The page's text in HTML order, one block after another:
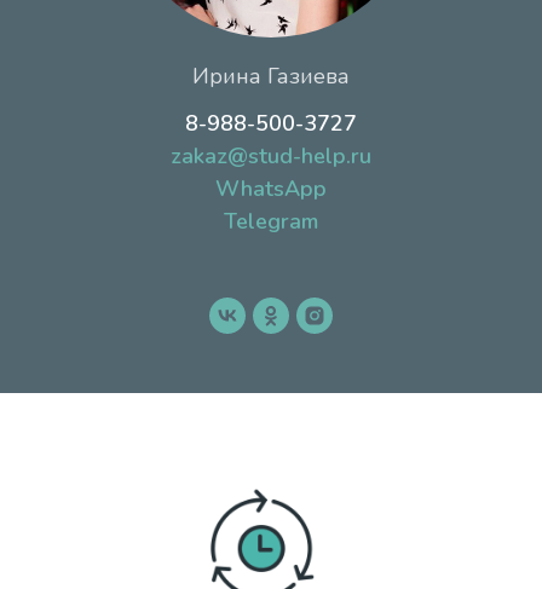
Ирина Газиева
8-988-500-3727
zakaz@stud-help.ru
WhatsApp
Telegram